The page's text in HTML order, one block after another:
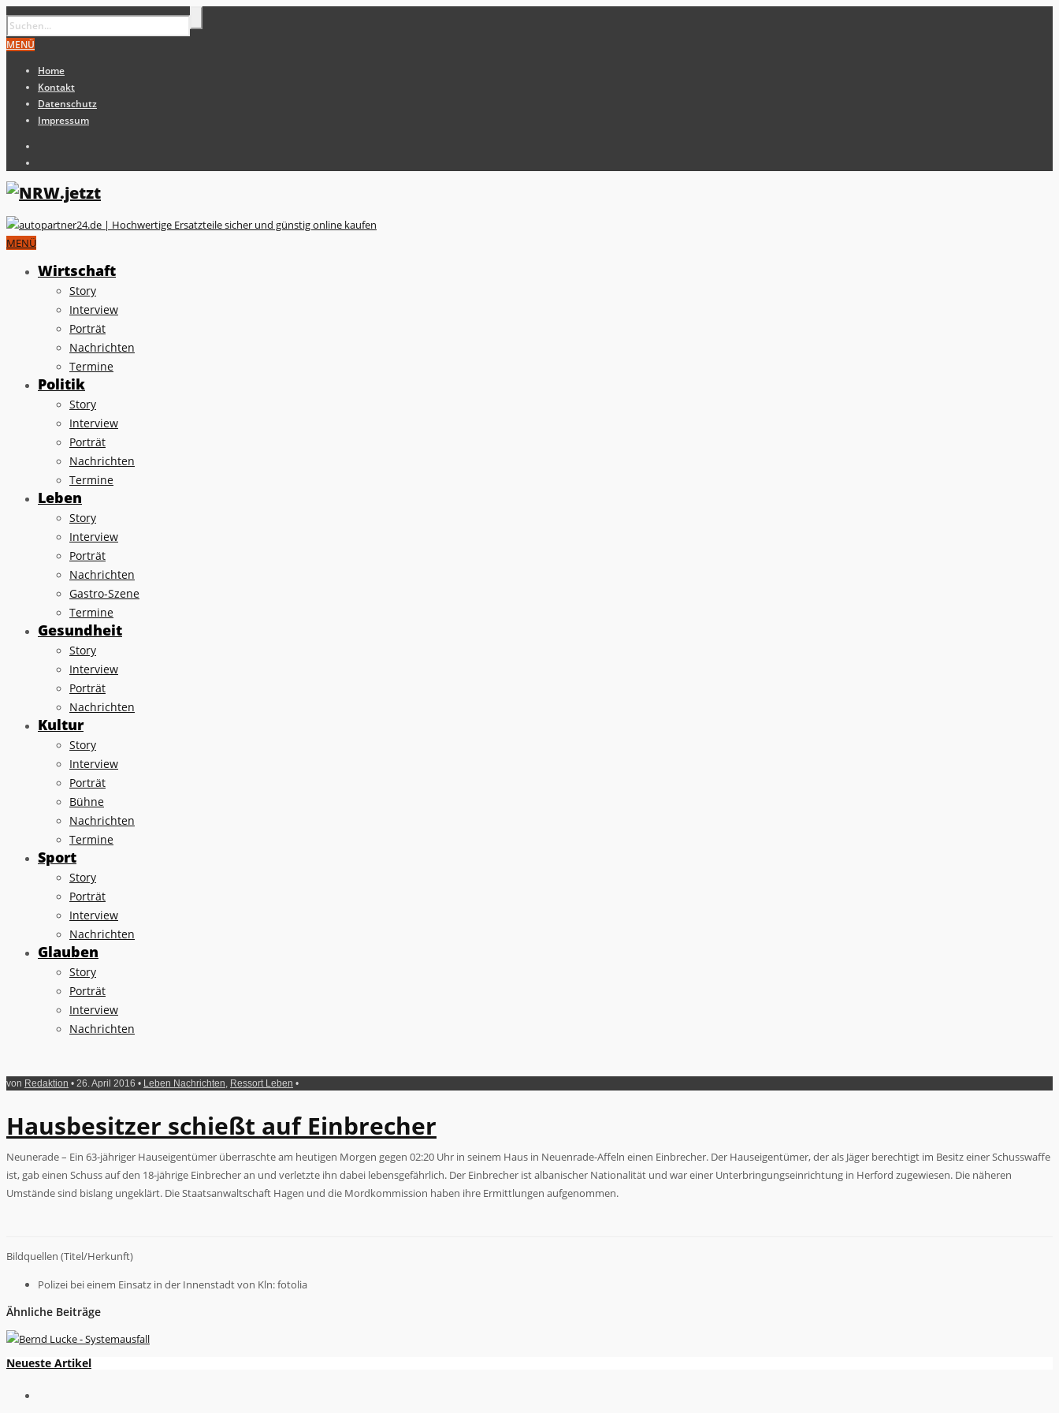
MENÜ
Home
Kontakt
Datenschutz
Impressum
MENÜ
Wirtschaft
Story
Interview
Porträt
Nachrichten
Termine
Politik
Story
Interview
Porträt
Nachrichten
Termine
Leben
Story
Interview
Porträt
Nachrichten
Gastro-Szene
Termine
Gesundheit
Story
Interview
Porträt
Nachrichten
Kultur
Story
Interview
Porträt
Bühne
Nachrichten
Termine
Sport
Story
Porträt
Interview
Nachrichten
Glauben
Story
Porträt
Interview
Nachrichten
von Redaktion • 26. April 2016 • Leben Nachrichten Ressort Leben •
Hausbesitzer schießt auf Einbrecher
Neunerade – Ein 63-jähriger Hauseigentümer überraschte am heutigen Morgen gegen 02:20 Uhr in seinem Haus in Neuenrade-Affeln einen Einbrecher. Der Hauseigentümer, der als Jäger berechtigt im Besitz einer Schusswaffe
ist, gab einen Schuss auf den 18-jährige Einbrecher an und verletzte ihn dabei lebensgefährlich. Der Einbrecher ist albanischer Nationalität und war einer Unterbringungseinrichtung in Herford zugewiesen. Die näheren
Umstände sind bislang ungeklärt. Die Staatsanwaltschaft Hagen und die Mordkommission haben ihre Ermittlungen aufgenommen.
Bildquellen (Titel/Herkunft)
Polizei bei einem Einsatz in der Innenstadt von Kln: fotolia
Ähnliche Beiträge
Neueste Artikel